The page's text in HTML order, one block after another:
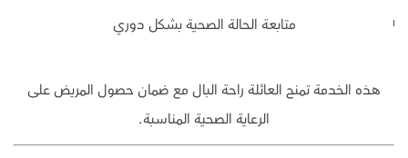
متابعة الحالة الصحية بشكل دوري
هذه الخدمة تمنح العائلة راحة البال مع ضمان حصول المريض على
الرعاية الصحية المناسبة.